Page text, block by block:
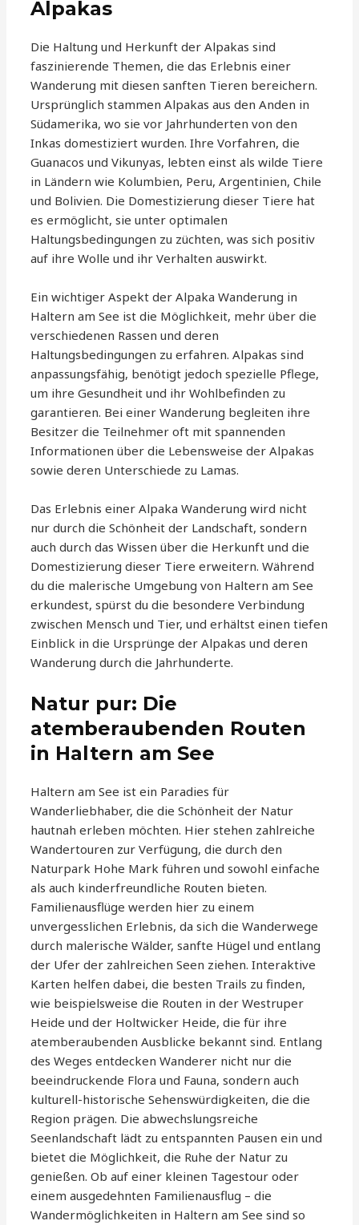
Alpakas
Die Haltung und Herkunft der Alpakas sind
faszinierende Themen, die das Erlebnis einer
Wanderung mit diesen sanften Tieren bereichern.
Ursprünglich stammen Alpakas aus den Anden in
Südamerika, wo sie vor Jahrhunderten von den
Inkas domestiziert wurden. Ihre Vorfahren, die
Guanacos und Vikunyas, lebten einst als wilde Tiere
in Ländern wie Kolumbien, Peru, Argentinien, Chile
und Bolivien. Die Domestizierung dieser Tiere hat
es ermöglicht, sie unter optimalen
Haltungsbedingungen zu züchten, was sich positiv
auf ihre Wolle und ihr Verhalten auswirkt.
Ein wichtiger Aspekt der Alpaka Wanderung in
Haltern am See ist die Möglichkeit, mehr über die
verschiedenen Rassen und deren
Haltungsbedingungen zu erfahren. Alpakas sind
anpassungsfähig, benötigt jedoch spezielle Pflege,
um ihre Gesundheit und ihr Wohlbefinden zu
garantieren. Bei einer Wanderung begleiten ihre
Besitzer die Teilnehmer oft mit spannenden
Informationen über die Lebensweise der Alpakas
sowie deren Unterschiede zu Lamas.
Das Erlebnis einer Alpaka Wanderung wird nicht
nur durch die Schönheit der Landschaft, sondern
auch durch das Wissen über die Herkunft und die
Domestizierung dieser Tiere erweitern. Während
du die malerische Umgebung von Haltern am See
erkundest, spürst du die besondere Verbindung
zwischen Mensch und Tier, und erhältst einen tiefen
Einblick in die Ursprünge der Alpakas und deren
Wanderung durch die Jahrhunderte.
Natur pur: Die
atemberaubenden Routen
in Haltern am See
Haltern am See ist ein Paradies für
Wanderliebhaber, die die Schönheit der Natur
hautnah erleben möchten. Hier stehen zahlreiche
Wandertouren zur Verfügung, die durch den
Naturpark Hohe Mark führen und sowohl einfache
als auch kinderfreundliche Routen bieten.
Familienausflüge werden hier zu einem
unvergesslichen Erlebnis, da sich die Wanderwege
durch malerische Wälder, sanfte Hügel und entlang
der Ufer der zahlreichen Seen ziehen. Interaktive
Karten helfen dabei, die besten Trails zu finden,
wie beispielsweise die Routen in der Westruper
Heide und der Holtwicker Heide, die für ihre
atemberaubenden Ausblicke bekannt sind. Entlang
des Weges entdecken Wanderer nicht nur die
beeindruckende Flora und Fauna, sondern auch
kulturell-historische Sehenswürdigkeiten, die die
Region prägen. Die abwechslungsreiche
Seenlandschaft lädt zu entspannten Pausen ein und
bietet die Möglichkeit, die Ruhe der Natur zu
genießen. Ob auf einer kleinen Tagestour oder
einem ausgedehnten Familienausflug – die
Wandermöglichkeiten in Haltern am See sind so